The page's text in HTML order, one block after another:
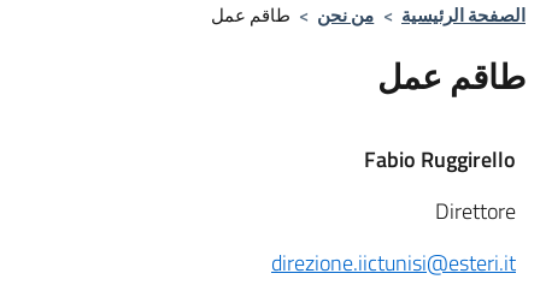
الصفحة الرئيسية > من نحن > طاقم عمل
طاقم عمل
Fabio Ruggirello
Direttore
direzione.iictunisi@esteri.it